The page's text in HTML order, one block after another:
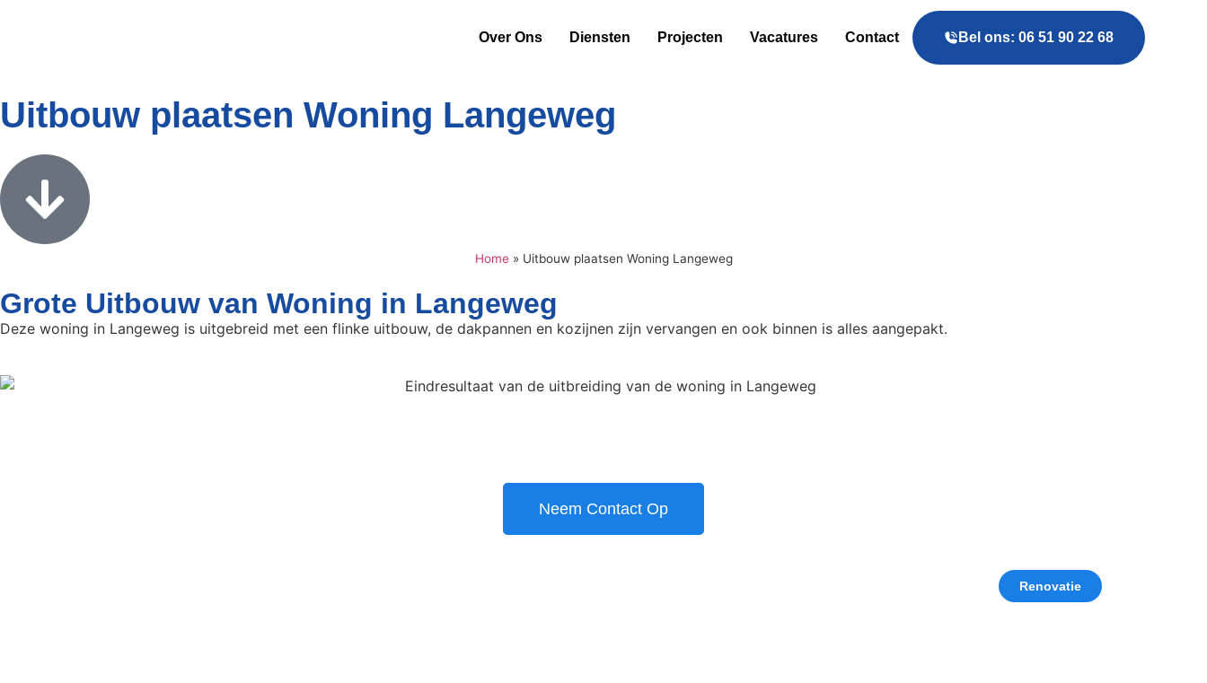
Over Ons Diensten Projecten Vacatures Contact Bel ons: 06 51 90 22 68
Uitbouw plaatsen Woning Langeweg
Home» Uitbouw plaatsen Woning Langeweg
Grote Uitbouw van Woning in Langeweg
Deze woning in Langeweg is uitgebreid met een flinke uitbouw, de dakpannen en kozijnen zijn vervangen en ook binnen is alles aangepakt.
Neem Contact Op
Renovatie